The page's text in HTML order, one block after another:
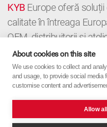
KYBEurope oferă soluții
calitate în întreaga
OEM, distribuitorii și
premium și expertiză
Aftermarket,KYB
japoneză cu orientarea
About cookies on this site
We use cookies to collect and
and usage, to provide social media
customise content and
Allow